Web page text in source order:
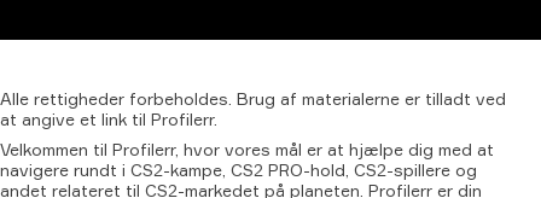
Alle rettigheder forbeholdes. Brug af materialerne er tilladt ved
at angive et link til Profilerr.
Velkommen til Profilerr, hvor vores mål er at hjælpe dig med at
navigere rundt i CS2-kampe, CS2 PRO-hold, CS2-spillere og
andet relateret til CS2-markedet på planeten. Profilerr er din